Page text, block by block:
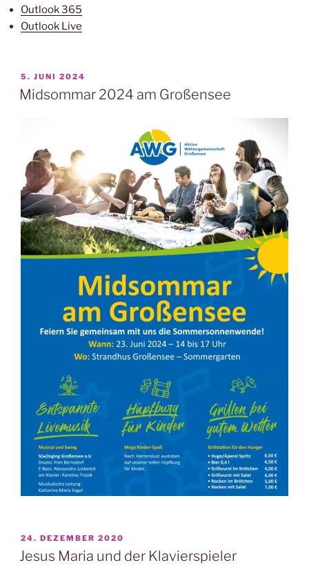
Outlook 365
Outlook Live
VERÖFFENTLICHT
AM
5. JUNI 2024
Midsommar 2024 am Großensee
VERÖFFENTLICHT
AM
24. DEZEMBER 2020
Jesus Maria und der Klavierspieler